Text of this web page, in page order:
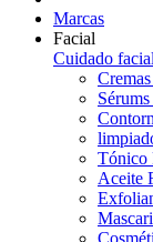
Marcas
Facial
Cuidado facial
Tónico
Aceite